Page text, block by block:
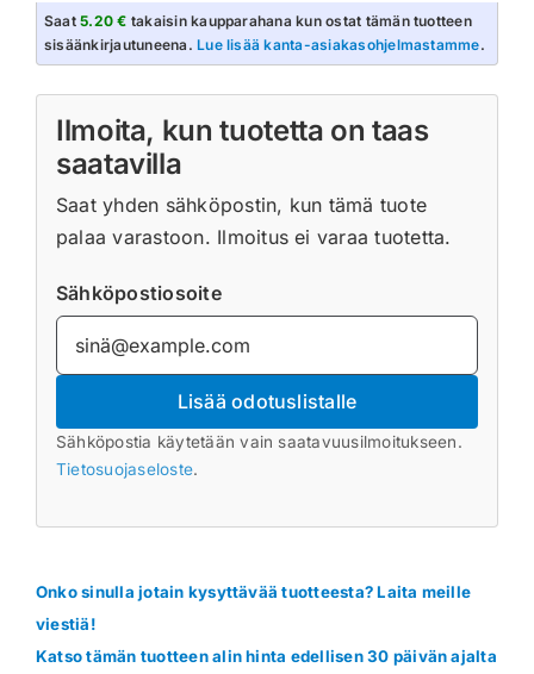
Saat5.20 € takaisin kaupparahana kun ostat tämän tuotteen
sisäänkirjautuneena.Lue lisää kanta-asiakasohjelmastamme.
Ilmoita, kun tuotetta on taas
saatavilla
Saat yhden sähköpostin, kun tämä tuote
palaa varastoon. Ilmoitus ei varaa tuotetta.
Sähköpostiosoite
Lisää odotuslistalle
Sähköpostia käytetään vain saatavuusilmoitukseen.
Tietosuojaseloste.
Onko sinulla jotain kysyttävää tuotteesta? Laita meille
viestiä!
Katso tämän tuotteen alin hinta edellisen 30 päivän ajalta